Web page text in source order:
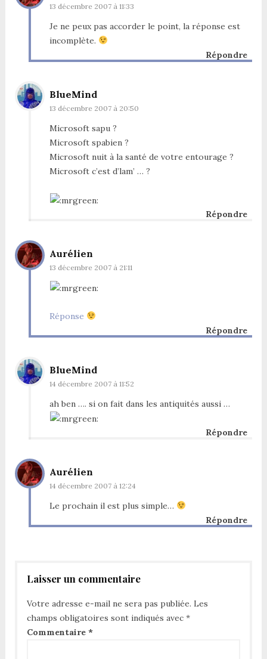
13 décembre 2007 à 11:33
Je ne peux pas accorder le point, la réponse est
incomplète.
Répondre
BlueMind
13 décembre 2007 à 20:50
Microsoft sapu ?
Microsoft spabien ?
Microsoft nuit à la santé de votre entourage ?
Microsoft c’est d’lam’ … ?
Répondre
Aurélien
13 décembre 2007 à 21:11
Réponse
Répondre
BlueMind
14 décembre 2007 à 11:52
ah ben …. si on fait dans les antiquités aussi …
Répondre
Aurélien
14 décembre 2007 à 12:24
Le prochain il est plus simple…
Répondre
Laisser un commentaire
Votre adresse e-mail ne sera pas publiée. Les
champs obligatoires sont indiqués avec *
Commentaire *